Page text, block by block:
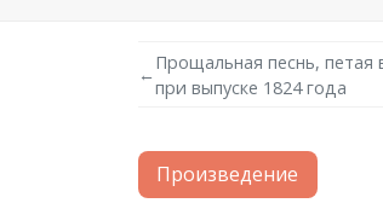
←
Прощальная песнь,
при выпуске 1824 года
Произведение